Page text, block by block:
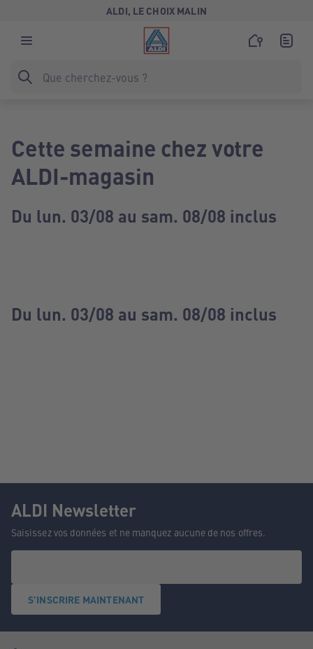
ALDI, LE CHOIX MALIN
Cette semaine chez votre
ALDI-magasin
Du lun. 03/08 au sam. 08/08 inclus
Du lun. 03/08 au sam. 08/08 inclus
ALDI Newsletter
Saisissez vos données et ne manquez aucune de nos offres.
S'INSCRIRE MAINTENANT